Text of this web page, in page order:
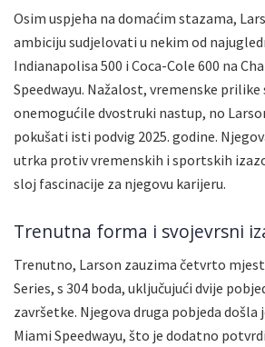
Osim uspjeha na domaćim stazama,
ambiciju sudjelovati u nekim od
Indianapolisa 500 i Coca-Cole 600 na
Speedwayu. Nažalost, vremenske
onemogućile dvostruki nastup, no
pokušati isti podvig 2025. godine.
utrka protiv vremenskih i sportskih
sloj fascinacije za njegovu karijeru.
Trenutna forma i svojevrsni
Trenutno, Larson zauzima četvrto
Series, s 304 boda, uključujući dvije
završetke. Njegova druga pobjeda došla
Miami Speedwayu, što je dodatno